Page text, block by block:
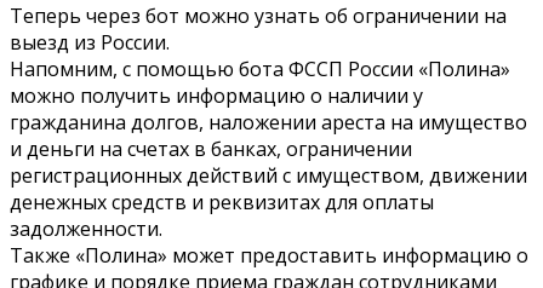
Теперь через бот можно узнать об ограничении на
выезд из России.
Напомним, с помощью бота ФССП России «Полина»
можно получить информацию о наличии у
гражданина долгов, наложении ареста на имущество
и деньги на счетах в банках, ограничении
регистрационных действий с имуществом, движении
денежных средств и реквизитах для оплаты
задолженности.
Также «Полина» может предоставить информацию о
графике и порядке приема граждан сотрудниками